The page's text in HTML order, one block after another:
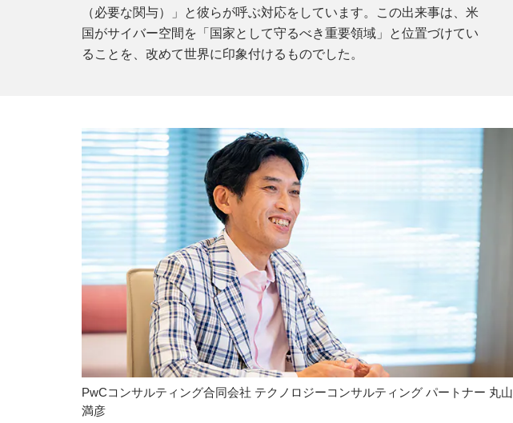
（必要な関与）」と彼らが呼ぶ対応をしています。この出来事は、米
国がサイバー空間を「国家として守るべき重要領域」と位置づけてい
ることを、改めて世界に印象付けるものでした。
PwCコンサルティング合同会社 テクノロジーコンサルティング パートナー 丸山
満彦